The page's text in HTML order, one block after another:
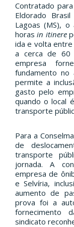
Contratado
Eldorado
Lagoas (MS),
horasin itinere
ida e volta entre
a cerca de 60
empresa
fundamento
permite a
gasto pelo
quando o local
transporte
Para a
de
transporte
jornada. A
empresa de
e Selvíria,
aumento de
prova foi a
fornecimento
sindicato